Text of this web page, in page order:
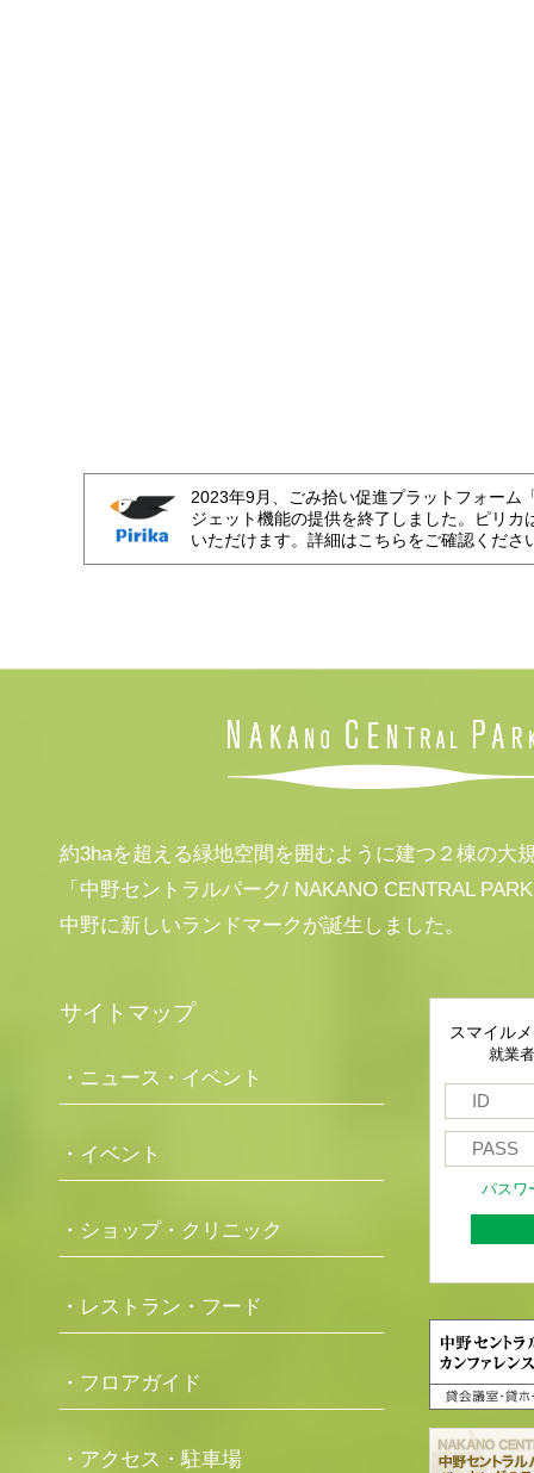
2023年9月、ごみ拾い促進プラットフォーム
ジェット機能の提供を終了しました。ピリカ
いただけます。詳細はこちらをご確認くださ
約3haを超える緑地空間を囲むように建つ２棟の大
「中野セントラルパーク/ NAKANO CENTRAL
中野に新しいランドマークが誕生しました。
サイトマップ
・ニュース・イベント
・イベント
・ショップ・クリニック
・レストラン・フード
・フロアガイド
・アクセス・駐車場
スマイル
就業
パスワ